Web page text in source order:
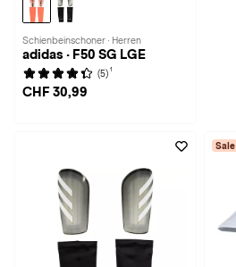
Schienbeinschoner · Herren
adidas · F50 SG LGE
(5) 1
CHF 30,99
Sale